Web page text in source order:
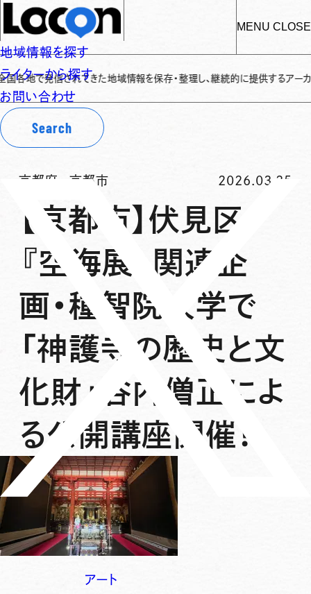
MENU CLOSE
地域情報を探す
ライターから探す
お問い合わせ
Search
信されてきた地域情報を保存・整理し、継続的に提供するアーカイブサイト
京都府 -京都市 2026.03.25
【京都市】伏見区
『空海展』関連企
画・種智院大学で
「神護寺の歴史と文
化財」谷内僧正によ
る公開講座開催！
アート